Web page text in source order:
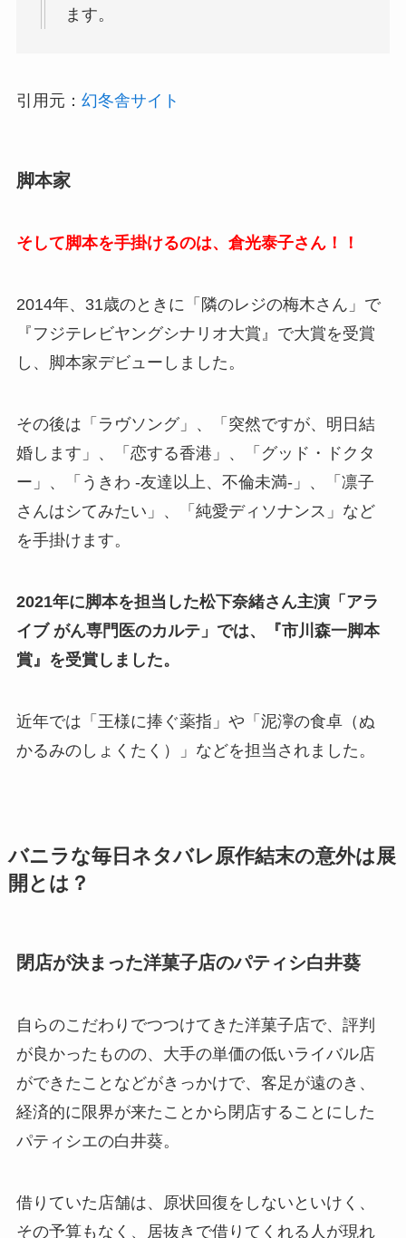
ます。
引用元： 幻冬舎サイト
脚本家
そして脚本を手掛けるのは、倉光泰子さん！！
2014年、31歳のときに「隣のレジの梅木さん」で
『フジテレビヤングシナリオ大賞』で大賞を受賞
し、脚本家デビューしました。
その後は「ラヴソング」、「突然ですが、明日結
婚します」、「恋する香港」、「グッド・ドクタ
ー」、「うきわ -友達以上、不倫未満-」、「凛子
さんはシてみたい」、「純愛ディソナンス」など
を手掛けます。
2021年に脚本を担当した松下奈緒さん主演「アラ
イブ がん専門医のカルテ」では、『市川森一脚本
賞』を受賞しました。
近年では「王様に捧ぐ薬指」や「泥濘の食卓（ぬ
かるみのしょくたく）」などを担当されました。
バニラな毎日ネタバレ原作結末の意外は展
開とは？
閉店が決まった洋菓子店のパティシ白井葵
自らのこだわりでつつけてきた洋菓子店で、評判
が良かったものの、大手の単価の低いライバル店
ができたことなどがきっかけで、客足が遠のき、
経済的に限界が来たことから閉店することにした
パティシエの白井葵。
借りていた店舗は、原状回復をしないといけく、
その予算もなく、居抜きで借りてくれる人が現れ